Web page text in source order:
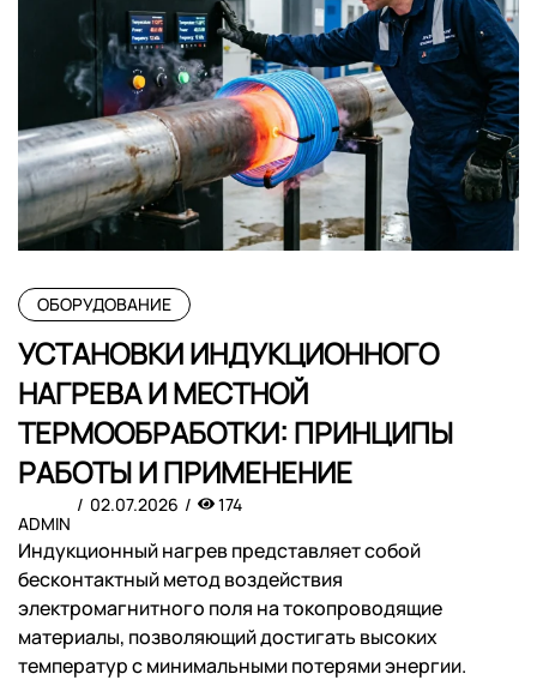
ОБОРУДОВАНИЕ
УСТАНОВКИ ИНДУКЦИОННОГО
НАГРЕВА И МЕСТНОЙ
ТЕРМООБРАБОТКИ: ПРИНЦИПЫ
РАБОТЫ И ПРИМЕНЕНИЕ
ADMIN
02.07.2026 174
Индукционный нагрев представляет собой
бесконтактный метод воздействия
электромагнитного поля на токопроводящие
материалы, позволяющий достигать высоких
температур с минимальными потерями энергии.